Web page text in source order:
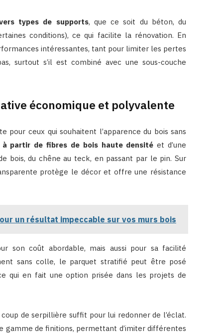
types de supports, que ce soit du béton, du
conditions), ce qui facilite la rénovation. En
intéressantes, tant pour limiter les pertes
surtout s’il est combiné avec une sous-couche
économique et polyvalente
ceux qui souhaitent l’apparence du bois sans
à partir de fibres de bois haute densité et d’une
bois, du chêne au teck, en passant par le pin. Sur
protège le décor et offre une résistance
un résultat impeccable sur vos murs bois
son coût abordable, mais aussi pour sa facilité
sans colle, le parquet stratifié peut être posé
qui en fait une option prisée dans les projets de
de serpillière suffit pour lui redonner de l’éclat.
gamme de finitions, permettant d’imiter différentes